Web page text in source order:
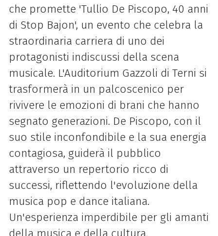
che promette 'Tullio De Piscopo, 40 anni
di Stop Bajon', un evento che celebra la
straordinaria carriera di uno dei
protagonisti indiscussi della scena
musicale. L'Auditorium Gazzoli di Terni si
trasformerà in un palcoscenico per
rivivere le emozioni di brani che hanno
segnato generazioni. De Piscopo, con il
suo stile inconfondibile e la sua energia
contagiosa, guiderà il pubblico
attraverso un repertorio ricco di
successi, riflettendo l'evoluzione della
musica pop e dance italiana.
Un'esperienza imperdibile per gli amanti
della musica e della cultura.